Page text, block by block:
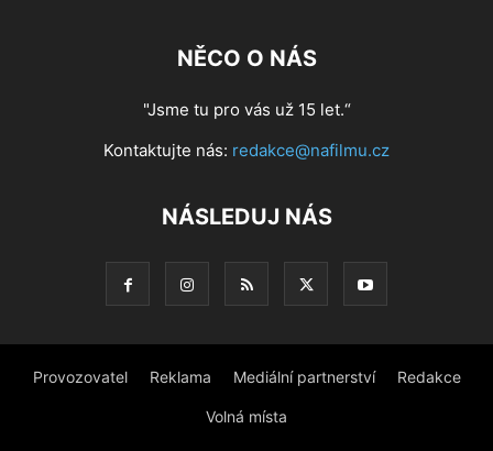
NĚCO O NÁS
"Jsme tu pro vás už 15 let.“
Kontaktujte nás: redakce@nafilmu.cz
NÁSLEDUJ NÁS
Provozovatel Reklama Mediální partnerství Redakce
Volná místa